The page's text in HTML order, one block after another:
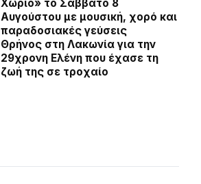
Χωριό» το Σάββατο 8
Αυγούστου με μουσική, χορό και
παραδοσιακές γεύσεις
Θρήνος στη Λακωνία για την
29χρονη Ελένη που έχασε τη
ζωή της σε τροχαίο